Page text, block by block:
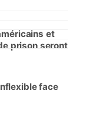
et
prison seront
face